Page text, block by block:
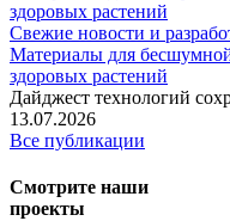
Свежие новости и
Материалы для
здоровых растений
Дайджест технологий
13.07.2026
Все публикации
Смотрите наши
проекты